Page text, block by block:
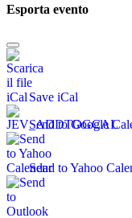
Esporta evento
Save iCal
Send to Google
Send to Yahoo